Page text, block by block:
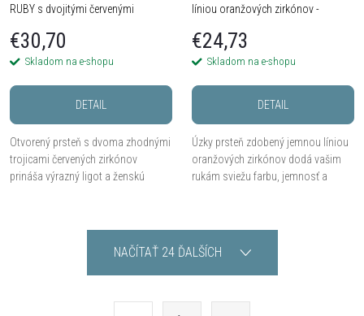
RUBY s dvojitými červenými
€30,70
Skladom na e-shopu
DETAIL
Otvorený prsteň s dvoma zhodnými
trojicami červených zirkónov
prináša výrazný ligot a ženskú
líniou oranžových zirkónov -
€24,73
Skladom na e-shopu
DETAIL
Úzky prsteň zdobený jemnou líniou
oranžových zirkónov dodá vašim
rukám sviežu farbu, jemnosť a
NAČÍTAŤ 24 ĎALŠÍCH